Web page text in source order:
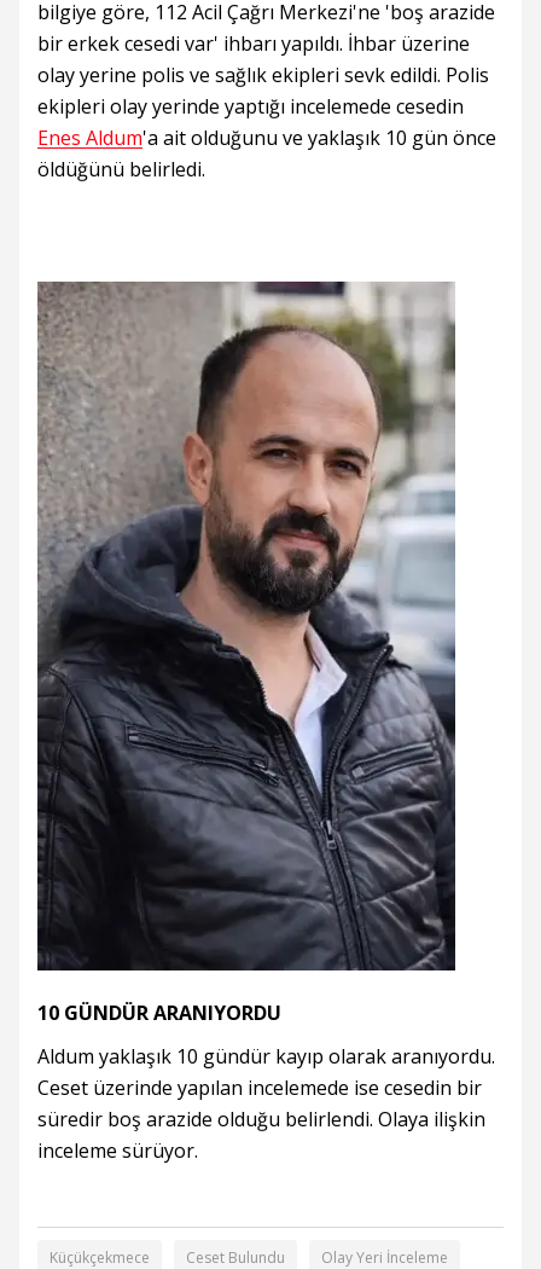
bilgiye göre, 112 Acil Çağrı Merkezi'ne 'boş arazide
bir erkek cesedi var' ihbarı yapıldı. İhbar üzerine
olay yerine polis ve sağlık ekipleri sevk edildi. Polis
ekipleri olay yerinde yaptığı incelemede cesedin
Enes Aldum'a ait olduğunu ve yaklaşık 10 gün önce
öldüğünü belirledi.
10 GÜNDÜR ARANIYORDU
Aldum yaklaşık 10 gündür kayıp olarak aranıyordu.
Ceset üzerinde yapılan incelemede ise cesedin bir
süredir boş arazide olduğu belirlendi. Olaya ilişkin
inceleme sürüyor.
Küçükçekmece Ceset Bulundu Olay Yeri İnceleme